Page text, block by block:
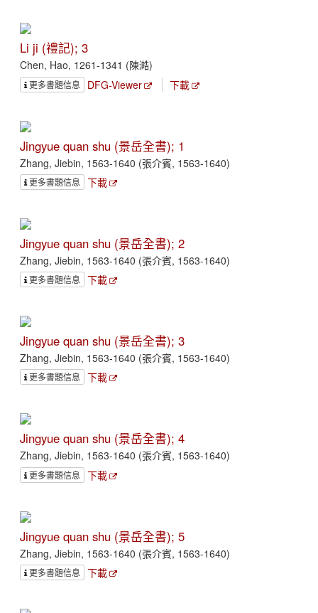
Li ji (禮記); 3
Chen, Hao, 1261-1341 (陳澔)
更多書題信息 DFG-Viewer 下載
Jingyue quan shu (景岳全書); 1
Zhang, Jiebin, 1563-1640 (張介賓, 1563-1640)
更多書題信息 下載
Jingyue quan shu (景岳全書); 2
Zhang, Jiebin, 1563-1640 (張介賓, 1563-1640)
更多書題信息 下載
Jingyue quan shu (景岳全書); 3
Zhang, Jiebin, 1563-1640 (張介賓, 1563-1640)
更多書題信息 下載
Jingyue quan shu (景岳全書); 4
Zhang, Jiebin, 1563-1640 (張介賓, 1563-1640)
更多書題信息 下載
Jingyue quan shu (景岳全書); 5
Zhang, Jiebin, 1563-1640 (張介賓, 1563-1640)
更多書題信息 下載